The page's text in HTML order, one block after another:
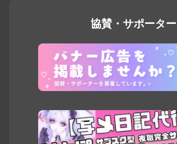
協賛・サポーター